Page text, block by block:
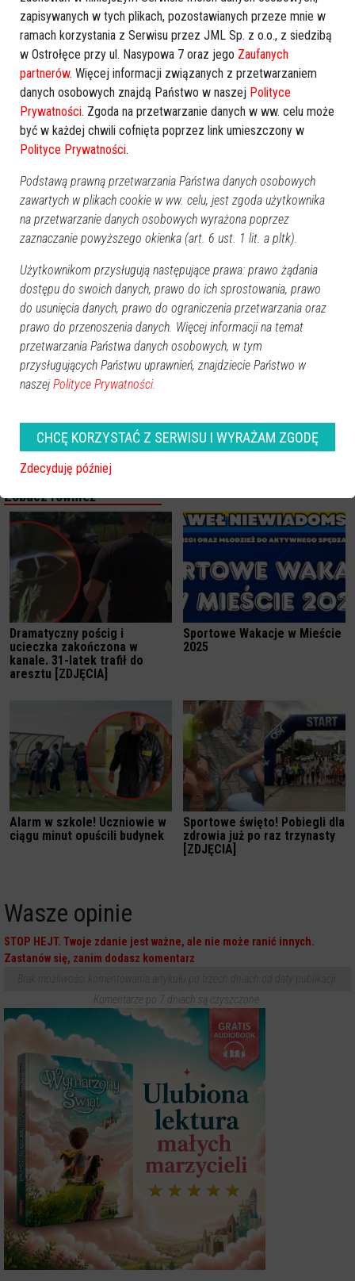
Więcej o:WOPR-OS Ostrołęka, bezpieczeństwo nad wodą
patrole łodzią ratowniczą,Sportowe Wakacje w Mieście
2025,warsztaty edukacyjne
Zobacz również
Dramatyczny pościg i
ucieczka zakończona w
kanale. 31-latek trafił do
aresztu [ZDJĘCIA]
Sportowe Wakacje w Mieście
2025
Alarm w szkole! Uczniowie w
ciągu minut opuścili budynek
Sportowe święto! Pobiegli dla
zdrowia już po raz trzynasty
[ZDJĘCIA]
Wasze opinie
STOP HEJT. Twoje zdanie jest ważne, ale nie może ranić innych.
Zastanów się, zanim dodasz komentarz
Komentarze po 7 dniach są czyszczone.
zapisywanych w tych plikach, pozostawianych przeze mnie w
ramach korzystania z Serwisu przez JML Sp. z o.o., z siedzibą
w Ostrołęce przy ul. Nasypowa 7 oraz jego Zaufanych
partnerów. Więcej informacji związanych z przetwarzaniem
danych osobowych znajdą Państwo w naszej Polityce
Prywatności. Zgoda na przetwarzanie danych w ww. celu może
być w każdej chwili cofnięta poprzez link umieszczony w
Polityce Prywatności.
Podstawą prawną przetwarzania Państwa danych osobowych
zawartych w plikach cookie w ww. celu, jest zgoda użytkownika
na przetwarzanie danych osobowych wyrażona poprzez
zaznaczanie powyższego okienka (art. 6 ust. 1 lit. a pltk).
Użytkownikom przysługują następujące prawa: prawo żądania
dostępu do swoich danych, prawo do ich sprostowania, prawo
do usunięcia danych, prawo do ograniczenia przetwarzania oraz
prawo do przenoszenia danych. Więcej informacji na temat
przetwarzania Państwa danych osobowych, w tym
przysługujących Państwu uprawnień, znajdziecie Państwo w
naszej Polityce Prywatności.
CHCĘ KORZYSTAĆ Z SERWISU I WYRAŻAM ZGODĘ
Zdecyduję później